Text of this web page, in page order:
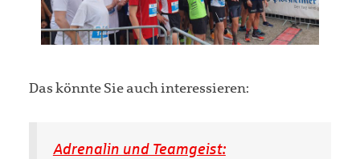
Das könnte Sie auch interessieren:
Adrenalin und Teamgeist: